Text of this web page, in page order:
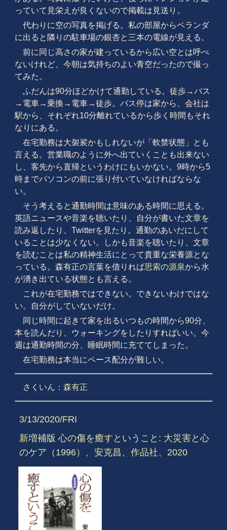
っていて見栄えが良くないので掲載は見送り。
代わりに空の写真を掲げる。私の部屋からベランダ
に出ると隣りの駐車場の銀杏と三本の電線が見える。
前に同じ高さの家が建っているから広い空とは呼べ
ないけれど、今朝は気持ちのよい青空だったので撮っ
てみた。
ふだんは90分ほどかけて通勤している。徒歩→バス
→電車→乗換→電車→徒歩。バス停は家から、会社は
駅から、それぞれ10分離れているから歩く時間もそれ
なりにある。
在宅勤務は大袈裟かもしれないが「軟禁状態」とも
言える。営業職のように外へ出ていくことも出来ない
し、客先から直帰というわけにもいかない。9時から5
時までパソコンの前に張り付いていなければならな
い。
そう考えると通勤時間は意味のある時間に思える。
英語ニュースや音楽を聴いたり、自分が書いた文章を
読み返したり、Twitterを見たり。通勤のあいだにして
いることは少なくない。しかも音楽を聴いたり、文章
を読むことは私の精神生活にとって貴重な栄養源とな
っている。森有正の言葉を借りれば思索の源泉から水
が湧き出ている状態とも言える。
これが在宅勤務ではできない。できないわけではな
い。自分がしていないだけ。
同じ時間に起きて家を出るいつもの時間から90分、
本を読んだり、ウォーキングをしたりすればいい。今
週は通勤時間の分、睡眠時間に充ててしまった。
在宅勤務は本当にペース配分が難しい。
さくいん： 森有正
3/13/2020/FRI
新増補版 心の傷を癒すということ: 大災害と心
のケア（1996）、安克昌、作品社、2020